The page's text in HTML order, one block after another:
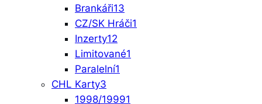
Brankáři13
CZ/SK Hráči1
Inzerty12
Limitované1
Paralelní1
CHL Karty3
1998/19991